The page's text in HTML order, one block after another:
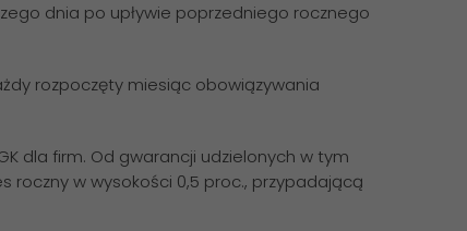
dnia po upływie poprzedniego rocznego
rozpoczęty miesiąc obowiązywania
dla firm. Od gwarancji udzielonych w tym
roczny w wysokości 0,5 proc., przypadającą